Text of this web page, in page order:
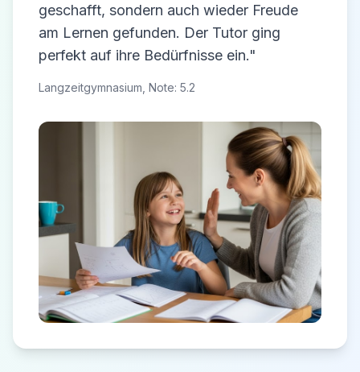
geschafft, sondern auch wieder Freude
am Lernen gefunden. Der Tutor ging
perfekt auf ihre Bedürfnisse ein."
Langzeitgymnasium, Note: 5.2